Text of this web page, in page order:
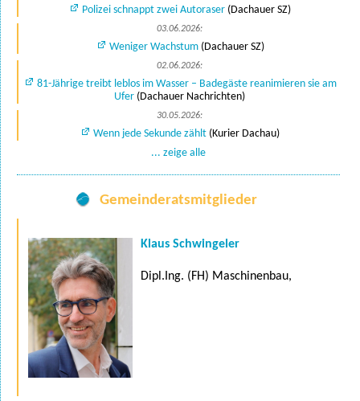
Polizei schnappt zwei Autoraser (Dachauer SZ)
03.06.2026:
Weniger Wachstum(Dachauer SZ)
02.06.2026:
81-Jährige treibt leblos im Wasser – Badegäste reanimieren sie am
Ufer(Dachauer Nachrichten)
30.05.2026:
Wenn jede Sekunde zählt (Kurier Dachau)
... zeige alle
Gemeinderatsmitglieder
Klaus Schwingeler
Dipl.Ing. (FH) Maschinenbau,